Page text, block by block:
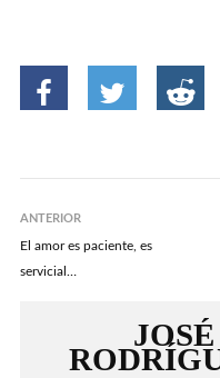
ANTERIOR
El amor es paciente, es
servicial…